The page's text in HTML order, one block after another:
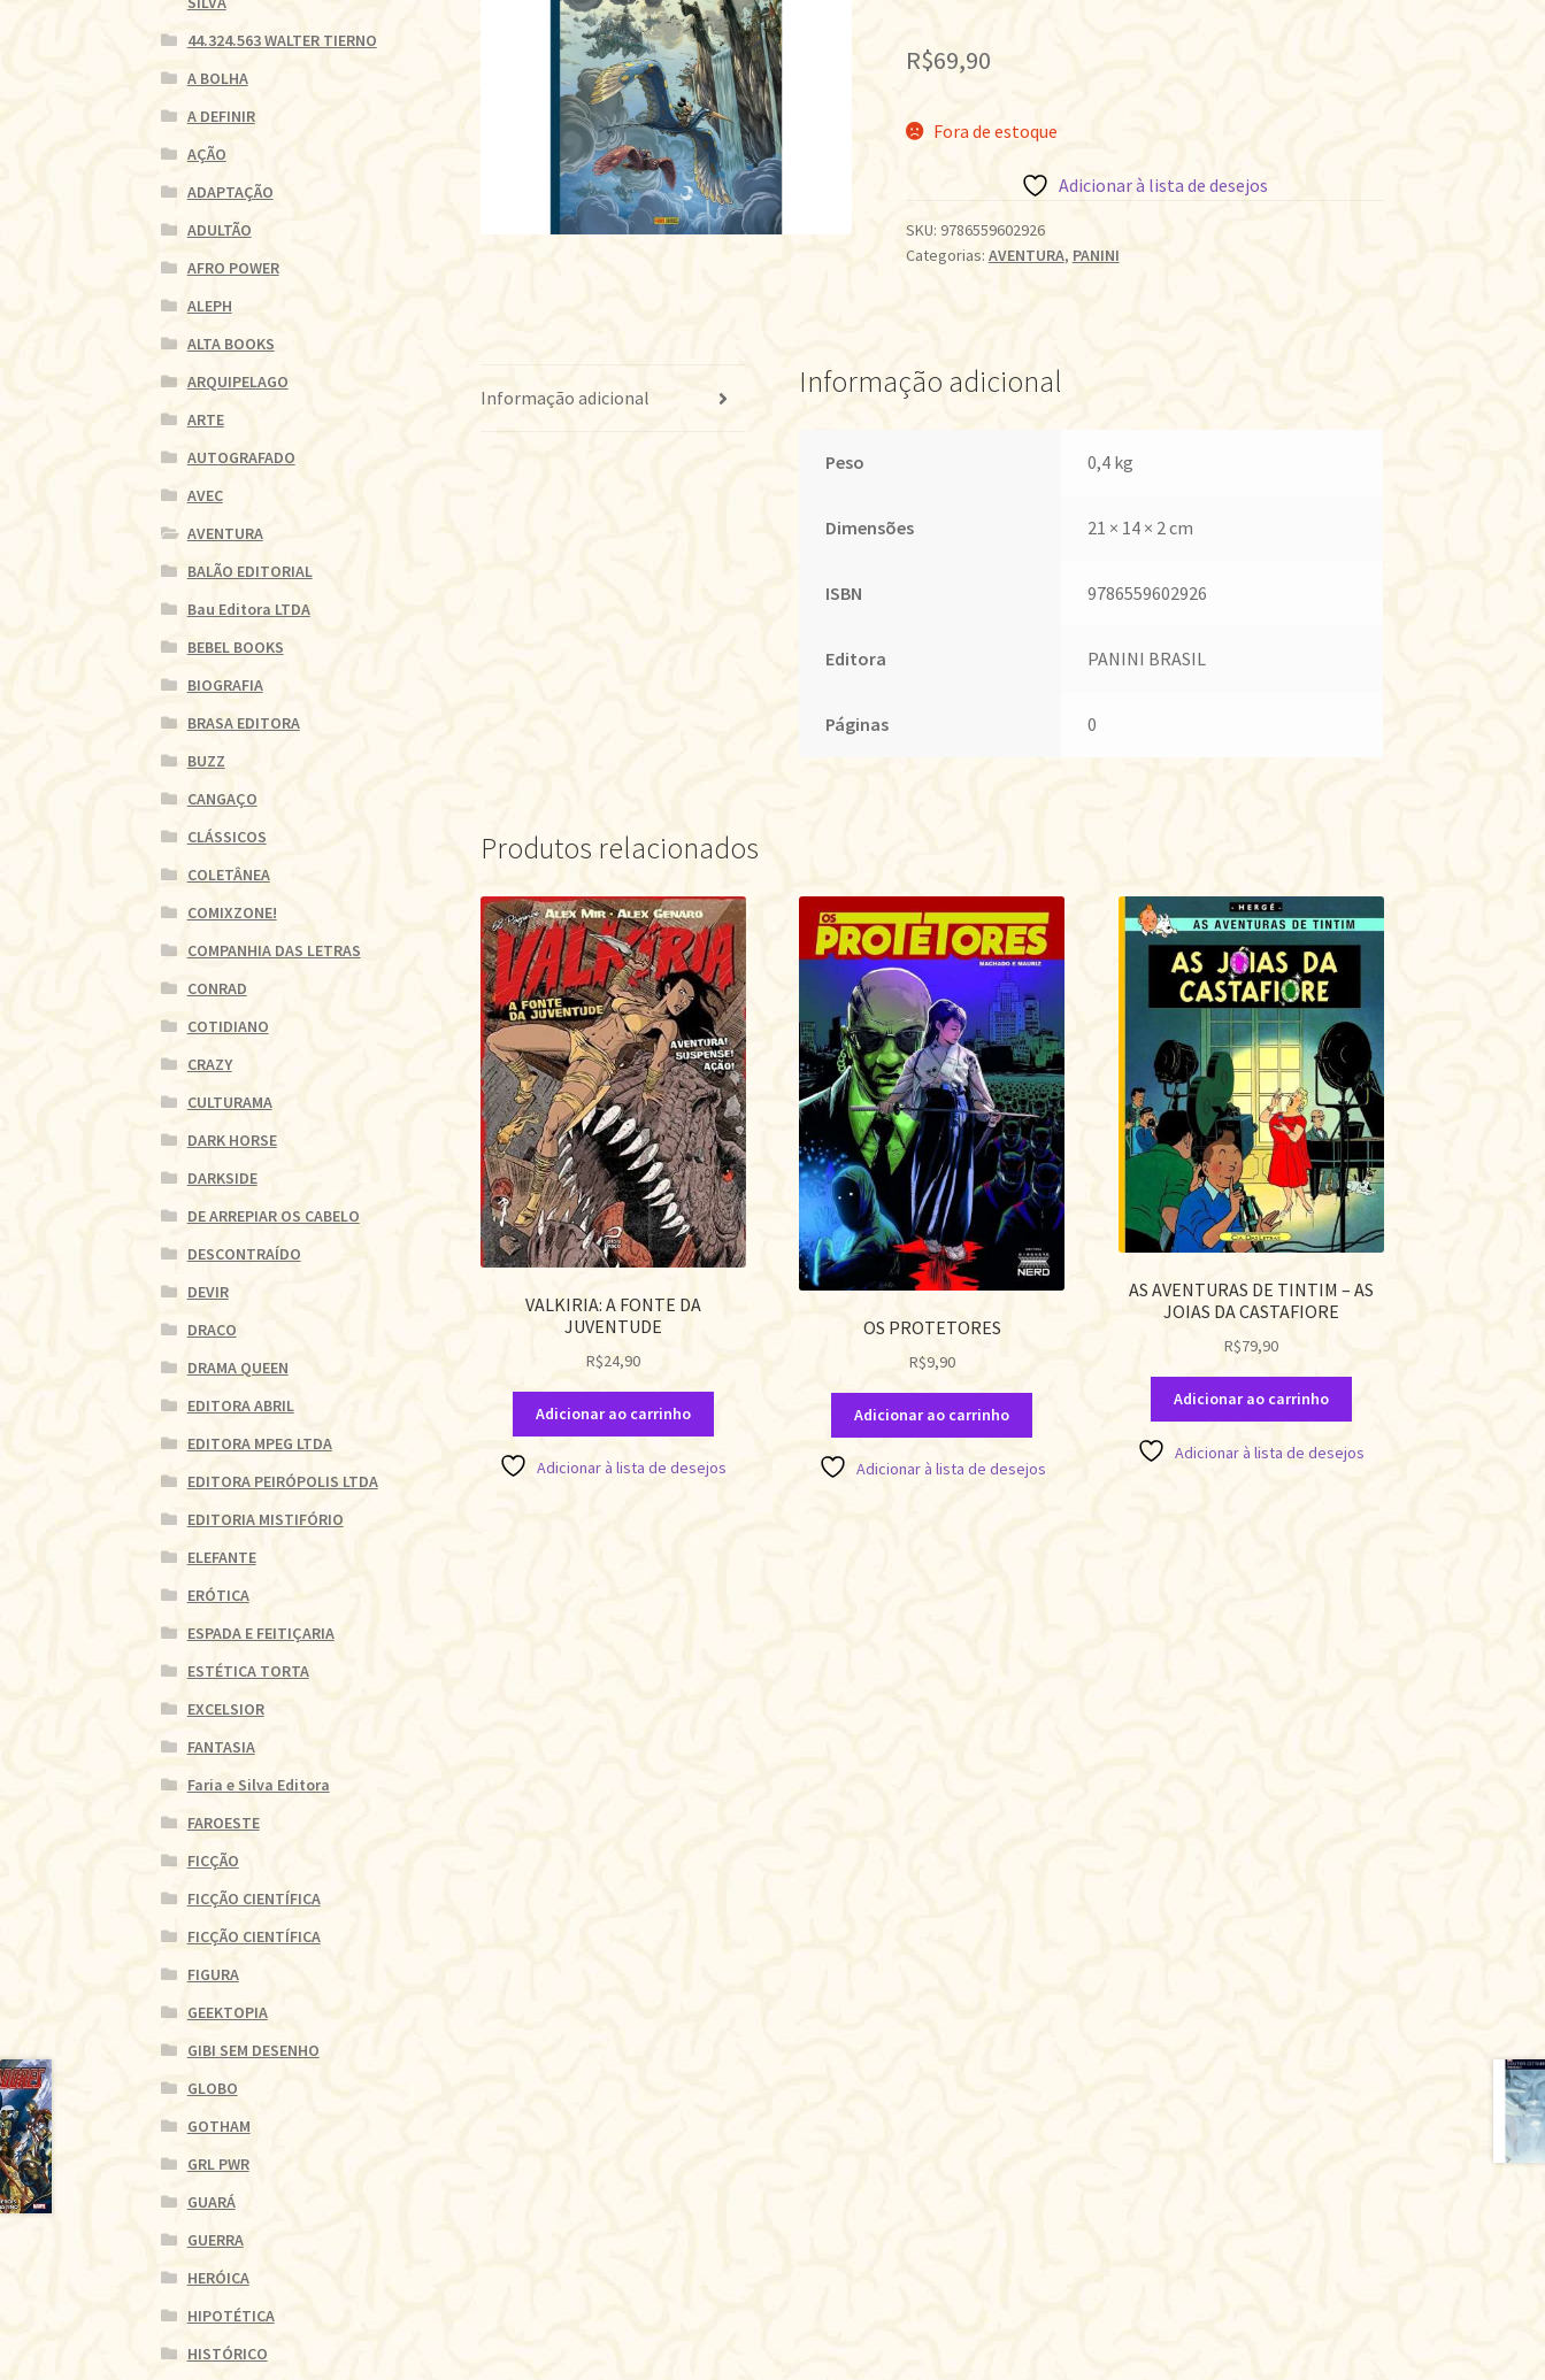
R$69,90
Fora de estoque
Adicionar à lista de desejos
SKU: 9786559602926
Categorias: AVENTURA, PANINI
Informação adicional Informação adicional
Peso 0,4 kg
Dimensões 21 × 14 × 2 cm
ISBN 9786559602926
Editora PANINI BRASIL
Páginas 0
Produtos relacionados
VALKIRIA: A FONTE DA
JUVENTUDE
R$24,90
Adicionar ao carrinho
Adicionar à lista de desejos
OS PROTETORES
R$9,90
Adicionar ao carrinho
Adicionar à lista de desejos
AS AVENTURAS DE TINTIM – AS
JOIAS DA CASTAFIORE
R$79,90
Adicionar ao carrinho
Adicionar à lista de desejos
44.324.563 WALTER TIERNO
A BOLHA
A DEFINIR
AÇÃO
ADAPTAÇÃO
ADULTÃO
AFRO POWER
ALEPH
ALTA BOOKS
ARQUIPELAGO
ARTE
AUTOGRAFADO
AVEC
AVENTURA
BALÃO EDITORIAL
Bau Editora LTDA
BEBEL BOOKS
BIOGRAFIA
BRASA EDITORA
BUZZ
CANGAÇO
CLÁSSICOS
COLETÂNEA
COMIXZONE!
COMPANHIA DAS LETRAS
CONRAD
COTIDIANO
CRAZY
CULTURAMA
DARK HORSE
DARKSIDE
DE ARREPIAR OS CABELO
DESCONTRAÍDO
DEVIR
DRACO
DRAMA QUEEN
EDITORA ABRIL
EDITORA MPEG LTDA
EDITORA PEIRÓPOLIS LTDA
EDITORIA MISTIFÓRIO
ELEFANTE
ERÓTICA
ESPADA E FEITIÇARIA
ESTÉTICA TORTA
EXCELSIOR
FANTASIA
Faria e Silva Editora
FAROESTE
FICÇÃO
FICÇÃO CIENTÍFICA
FICÇÃO CIENTÍFICA
FIGURA
GEEKTOPIA
GIBI SEM DESENHO
GLOBO
GOTHAM
GRL PWR
GUARÁ
GUERRA
HERÓICA
HIPOTÉTICA
HISTÓRICO